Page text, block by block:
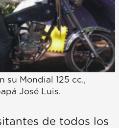
su Mondial 125 cc.,
José Luis.
de todos los